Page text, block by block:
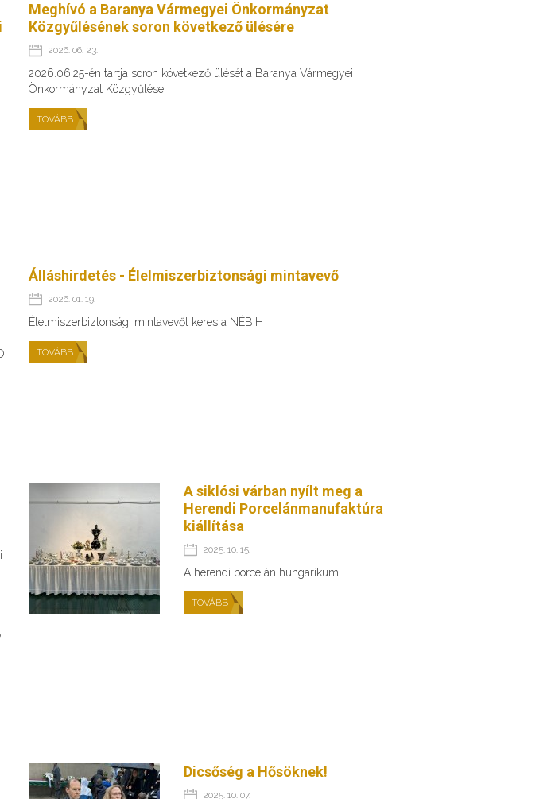
Meghívó a Baranya Vármegyei Önkormányzat
Közgyűlésének soron következő ülésére
2026. 06. 23.
2026.06.25-én tartja soron következő ülését a Baranya Vármegyei
Önkormányzat Közgyűlése
TOVÁBB
Álláshirdetés - Élelmiszerbiztonsági mintavevő
2026. 01. 19.
Élelmiszerbiztonsági mintavevőt keres a NÉBIH
TOVÁBB
A siklósi várban nyílt meg a
Herendi Porcelánmanufaktúra
kiállítása
2025. 10. 15.
A herendi porcelán hungarikum.
TOVÁBB
Dicsőség a Hősöknek!
2025. 10. 07.